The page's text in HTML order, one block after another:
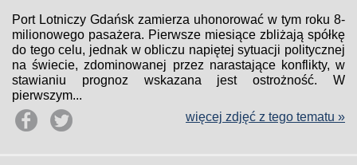
Port Lotniczy Gdańsk zamierza uhonorować w tym roku 8-
milionowego pasażera. Pierwsze miesiące zbliżają spółkę
do tego celu, jednak w obliczu napiętej sytuacji politycznej
na świecie, zdominowanej przez narastające konflikty, w
stawianiu prognoz wskazana jest ostrożność. W
pierwszym...
więcej zdjęć z tego tematu »